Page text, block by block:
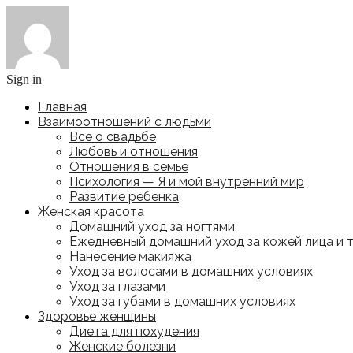
Sign in
Главная
Взаимоотношений с людьми
Все о свадьбе
Любовь и отношения
Отношения в семье
Психология — Я и мой внутренний мир
Развитие ребенка
Женская красота
Домашний уход за ногтями
Ежедневный домашний уход за кожей лица и
Нанесение макияжа
Уход за волосами в домашних условиях
Уход за глазами
Уход за губами в домашних условиях
Здоровье женщины
Диета для похудения
Женские болезни